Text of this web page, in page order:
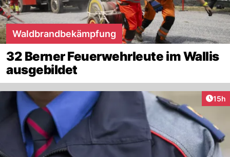
Waldbrandbekämpfung
32 Berner Feuerwehrleute im Wallis
ausgebildet
15h